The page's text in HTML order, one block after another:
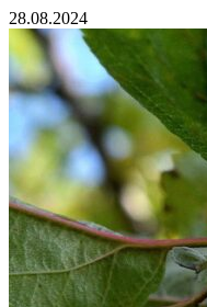
28.08.2024